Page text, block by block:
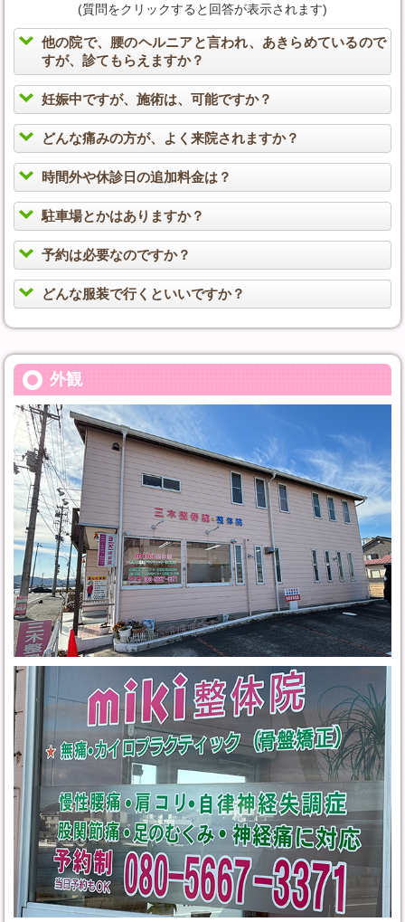
(質問をクリックすると回答が表示されます)
他の院で、腰のヘルニアと言われ、あきらめているので
すが、診てもらえますか？
妊娠中ですが、施術は、可能ですか？
どんな痛みの方が、よく来院されますか？
時間外や休診日の追加料金は？
駐車場とかはありますか？
予約は必要なのですか？
どんな服装で行くといいですか？
外観